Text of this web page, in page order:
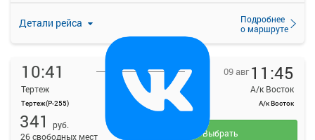
Детали рейса
Подробнее
о маршруте
10:41
Тертеж
Тертеж(Р-255)
09 авг 11:45
А/к Восток
А/к Восток
341
руб.
26 свободных мест
Выбрать